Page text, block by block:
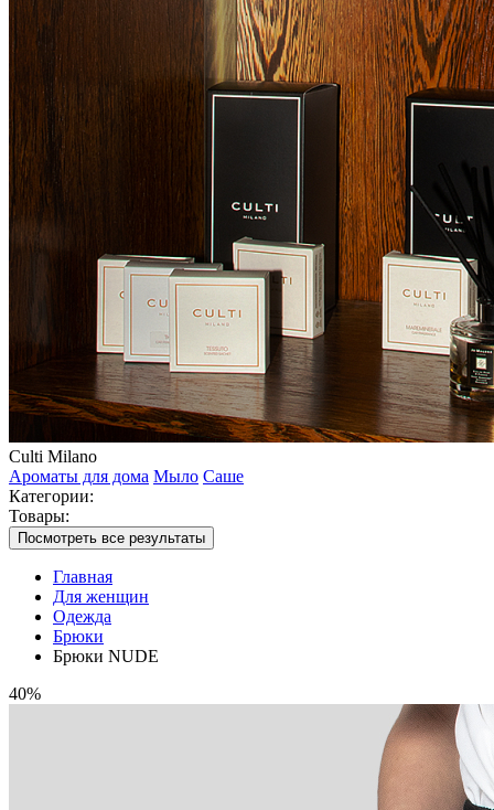
Culti Milano
Ароматы для дома Мыло Саше
Категории:
Товары:
Посмотреть все результаты
Главная
Для женщин
Одежда
Брюки
Брюки NUDE
40%